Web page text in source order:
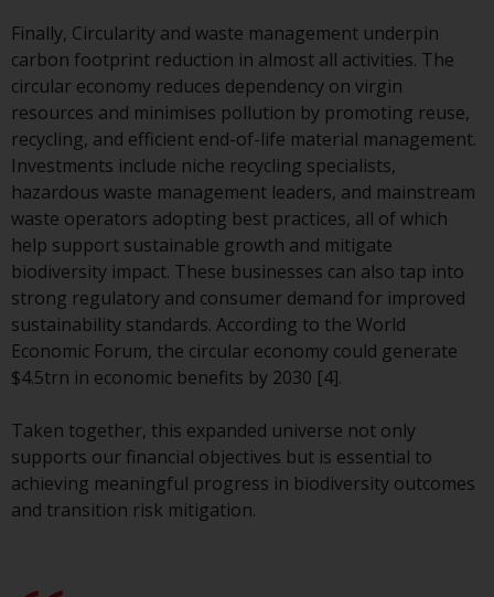
Gesetze oder Vorschriften
verstoßen würde.
Informationen für Anleger in den
USA
Diese Website ist weder ein
Angebot zum Verkauf noch eine
Aufforderung zur Beteiligung an
privaten oder registrierten
Fonds, die über Redwheel
angeboten werden.
Zu den Fonds im US-Bereich der
Website gehören Produkte, die
gemäß dem Investment Company
Act von 1940 („40 Act Funds“)
Finally, Circularity and waste management underpin
carbon footprint reduction in almost all activities. The
circular economy reduces dependency on virgin
resources and minimises pollution by promoting reuse,
recycling, and efficient end-of-life material management.
Investments include niche recycling specialists,
hazardous waste management leaders, and mainstream
waste operators adopting best practices, all of which
help support sustainable growth and mitigate
biodiversity impact. These businesses can also tap into
strong regulatory and consumer demand for improved
sustainability standards. According to the World
Economic Forum, the circular economy could generate
$4.5trn in economic benefits by 2030 [4].
Taken together, this expanded universe not only
supports our financial objectives but is essential to
achieving meaningful progress in biodiversity outcomes
and transition risk mitigation.